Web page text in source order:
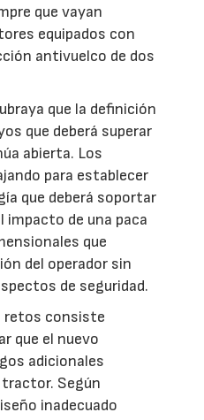
que vayan
equipados con
antivuelco de dos
que la definición
que deberá superar
abierta. Los
para establecer
que deberá soportar
de una paca
que
del operador sin
de seguridad.
retos consiste
que el nuevo
adicionales
Según
inadecuado